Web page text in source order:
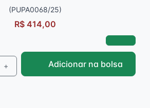
(PUPA0068/25)
R$ 414,00
+ Adicionar na bolsa